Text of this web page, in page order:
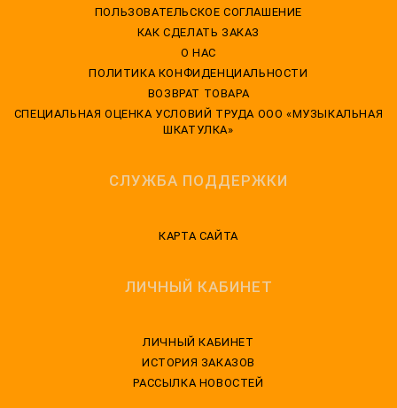
ПОЛЬЗОВАТЕЛЬСКОЕ СОГЛАШЕНИЕ
КАК СДЕЛАТЬ ЗАКАЗ
О НАС
ПОЛИТИКА КОНФИДЕНЦИАЛЬНОСТИ
ВОЗВРАТ ТОВАРА
CПЕЦИАЛЬНАЯ ОЦЕНКА УСЛОВИЙ ТРУДА ООО «МУЗЫКАЛЬНАЯ
ШКАТУЛКА»
СЛУЖБА ПОДДЕРЖКИ
КАРТА САЙТА
ЛИЧНЫЙ КАБИНЕТ
ЛИЧНЫЙ КАБИНЕТ
ИСТОРИЯ ЗАКАЗОВ
РАССЫЛКА НОВОСТЕЙ